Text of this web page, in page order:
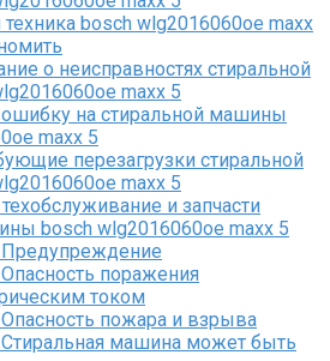
техника bosch wlg2016060oe maxx
о неисправностях стиральной
maxx 5
ошибку на стиральной машины
maxx 5
перезагрузки стиральной
maxx 5
и запчасти
bosch wlg2016060oe maxx 5
Предупреждение
Опасность поражения
током
Опасность пожара и взрыва
Стиральная машина может быть